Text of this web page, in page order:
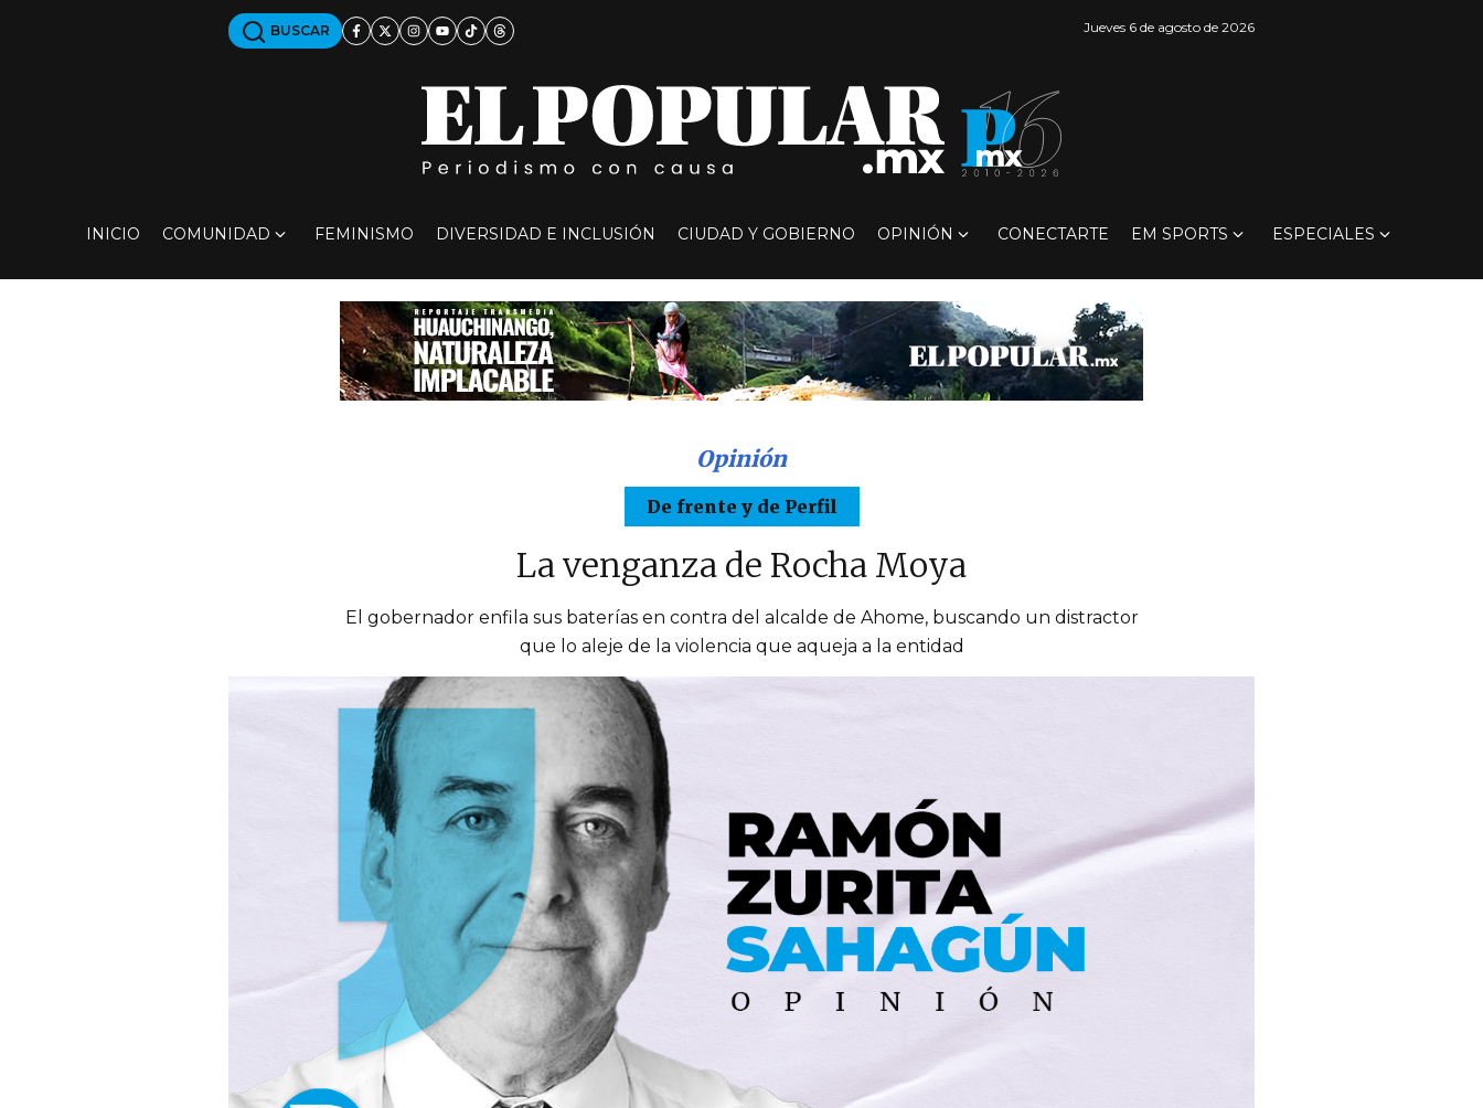
BUSCAR Jueves 6 de agosto de 2026
INICIO COMUNIDAD FEMINISMO DIVERSIDAD E INCLUSIÓN CIUDAD Y GOBIERNO OPINIÓN CONECTARTE EM SPORTS ESPECIALES
Opinión
De frente y de Perfil
La venganza de Rocha Moya
El gobernador enfila sus baterías en contra del alcalde de Ahome, buscando un distractor
que lo aleje de la violencia que aqueja a la entidad